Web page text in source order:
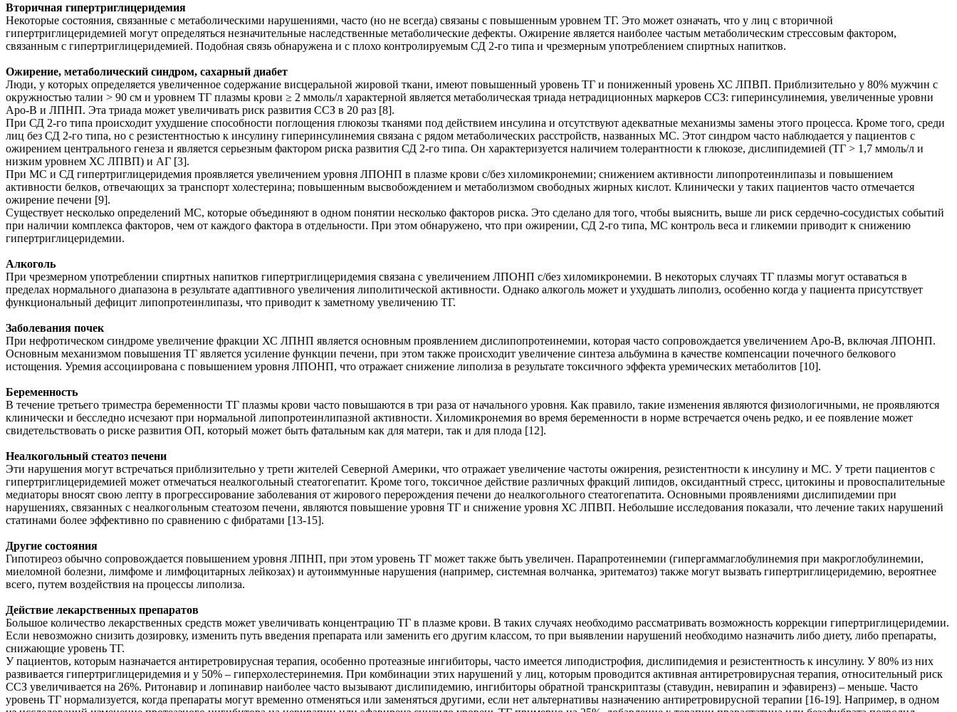
Вторичная гипертриглицеридемия
Некоторые состояния, связанные с метаболическими нарушениями, часто (но не всегда) связаны с повышенным уровнем ТГ. Это может означать, что у лиц с вторичной
гипертриглицеридемией могут определяться незначительные наследственные метаболические дефекты. Ожирение является наиболее частым метаболическим стрессовым фактором,
связанным с гипертриглицеридемией. Подобная связь обнаружена и с плохо контролируемым СД 2-го типа и чрезмерным употреблением спиртных напитков.
Ожирение, метаболический синдром, сахарный диабет
Люди, у которых определяется увеличенное содержание висцеральной жировой ткани, имеют повышенный уровень ТГ и пониженный уровень ХС ЛПВП. Приблизительно у 80% мужчин с
окружностью талии > 90 см и уровнем ТГ плазмы крови ≥ 2 ммоль/л характерной является метаболическая триада нетрадиционных маркеров ССЗ: гиперинсулинемия, увеличенные уровни
Аpo-B и ЛПНП. Эта триада может увеличивать риск развития ССЗ в 20 раз [8].
При СД 2-го типа происходит ухудшение способности поглощения глюкозы тканями под действием инсулина и отсутствуют адекватные механизмы замены этого процесса. Кроме того, среди
лиц без СД 2-го типа, но с резистентностью к инсулину гиперинсулинемия связана с рядом метаболических расстройств, названных МС. Этот синдром часто наблюдается у пациентов с
ожирением центрального генеза и является серьезным фактором риска развития СД 2-го типа. Он характеризуется наличием толерантности к глюкозе, дислипидемией (ТГ > 1,7 ммоль/л и
низким уровнем ХС ЛПВП) и АГ [3].
При МС и СД гипертриглицеридемия проявляется увеличением уровня ЛПОНП в плазме крови с/без хиломикронемии; снижением активности липопротеинлипазы и повышением
активности белков, отвечающих за транспорт холестерина; повышенным высвобождением и метаболизмом свободных жирных кислот. Клинически у таких пациентов часто отмечается
ожирение печени [9].
Существует несколько определений МС, которые объединяют в одном понятии несколько факторов риска. Это сделано для того, чтобы выяснить, выше ли риск сердечно-сосудистых событий
при наличии комплекса факторов, чем от каждого фактора в отдельности. При этом обнаружено, что при ожирении, СД 2-го типа, МС контроль веса и гликемии приводит к снижению
гипертриглицеридемии.
Алкоголь
При чрезмерном употреблении спиртных напитков гипертриглицеридемия связана с увеличением ЛПОНП с/без хиломикронемии. В некоторых случаях ТГ плазмы могут оставаться в
пределах нормального диапазона в результате адаптивного увеличения липолитической активности. Однако алкоголь может и ухудшать липолиз, особенно когда у пациента присутствует
функциональный дефицит липопротеинлипазы, что приводит к заметному увеличению ТГ.
Заболевания почек
При нефротическом синдроме увеличение фракции ХС ЛПНП является основным проявлением дислипопротеинемии, которая часто сопровождается увеличением Аро-В, включая ЛПОНП.
Основным механизмом повышения ТГ является усиление функции печени, при этом также происходит увеличение синтеза альбумина в качестве компенсации почечного белкового
истощения. Уремия ассоциирована с повышением уровня ЛПОНП, что отражает снижение липолиза в результате токсичного эффекта уремических метаболитов [10].
Беременность
В течение третьего триместра беременности ТГ плазмы крови часто повышаются в три раза от начального уровня. Как правило, такие изменения являются физиологичными, не проявляются
клинически и бесследно исчезают при нормальной липопротеинлипазной активности. Хиломикронемия во время беременности в норме встречается очень редко, и ее появление может
свидетельствовать о риске развития ОП, который может быть фатальным как для матери, так и для плода [12].
Неалкогольный стеатоз печени
Эти нарушения могут встречаться приблизительно у трети жителей Северной Америки, что отражает увеличение частоты ожирения, резистентности к инсулину и МС. У трети пациентов с
гипертриглицеридемией может отмечаться неалкогольный стеатогепатит. Кроме того, токсичное действие различных фракций липидов, оксидантный стресс, цитокины и провоспалительные
медиаторы вносят свою лепту в прогрессирование заболевания от жирового перерождения печени до неалкогольного стеатогепатита. Основными проявлениями дислипидемии при
нарушениях, связанных с неалкогольным стеатозом печени, являются повышение уровня ТГ и снижение уровня ХС ЛПВП. Небольшие исследования показали, что лечение таких нарушений
статинами более эффективно по сравнению с фибратами [13-15].
Другие состояния
Гипотиреоз обычно сопровождается повышением уровня ЛПНП, при этом уровень ТГ может также быть увеличен. Парапротеинемии (гипергаммаглобулинемия при макроглобулинемии,
миеломной болезни, лимфоме и лимфоцитарных лейкозах) и аутоиммунные нарушения (например, системная волчанка, эритематоз) также могут вызвать гипертриглицеридемию, вероятнее
всего, путем воздействия на процессы липолиза.
Действие лекарственных препаратов
Большое количество лекарственных средств может увеличивать концентрацию ТГ в плазме крови. В таких случаях необходимо рассматривать возможность коррекции гипертриглицеридемии.
Если невозможно снизить дозировку, изменить путь введения препарата или заменить его другим классом, то при выявлении нарушений необходимо назначить либо диету, либо препараты,
снижающие уровень ТГ.
У пациентов, которым назначается антиретровирусная терапия, особенно протеазные ингибиторы, часто имеется липодистрофия, дислипидемия и резистентность к инсулину. У 80% из них
развивается гипертриглицеридемия и у 50% – гиперхолестеринемия. При комбинации этих нарушений у лиц, которым проводится активная антиретровирусная терапия, относительный риск
ССЗ увеличивается на 26%. Ритонавир и лопинавир наиболее часто вызывают дислипидемию, ингибиторы обратной транскриптазы (ставудин, невирапин и эфавиренз) – меньше. Часто
уровень ТГ нормализуется, когда препараты могут временно отменяться или заменяться другими, если нет альтернативы назначению антиретровирусной терапии [16-19]. Например, в одном